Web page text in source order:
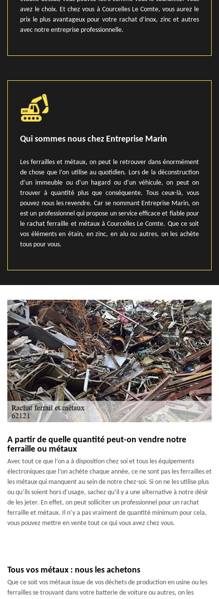
avez le choix. Et chez vous à Courcelles Le Comte, vous aurez le
prix le plus avantageux pour votre rachat d’inox, zinc et autres
avec notre entreprise professionnelle.
Qui sommes nous chez Entreprise Marin
Les ferrailles et métaux, on peut le retrouver dans énormément
de chose que l’on utilise au quotidien. Lors de la déconstruction
d’un immeuble ou d’un hagard ou d’un véhicule, on peut on
trouver à quantité plus que conséquente. Tous ceux-là, vous
pouvez nous les revendre. Car se nommant Entreprise Marin, on
est un professionnel qui propose un service efficace et fiable pour
le rachat ferraille et métaux à Courcelles Le Comte. Que ce soit
vos éléments en étain, en zinc, en alu ou autres, on les achète
tous pour vous.
A partir de quelle quantité peut-on vendre notre
ferraille ou métaux
Avec tout ce que l’on a à disposition chez soi et tous les équipements
électroniques que l’on achète chaque année, ce ne sont pas les ferrailles et
les métaux qui manquent au sein de notre chez-soi. Si on ne les utilise plus
ou qu’ils soient hors d’usage, sachez qu’il y a une alternative à notre désir
de les jeter. En effet, on peut solliciter un professionnel pour un rachat
ferraille et métaux. Il n’y a pas vraiment de quantité minimum pour cela,
vous pouvez mettre en vente tout ce qui vous avez chez vous.
Tous vos métaux : nous les achetons
Que ce soit vos métaux issue de vos déchets de production en usine ou les
ferrailles se trouvant dans votre batterie de voiture ou autres, on les